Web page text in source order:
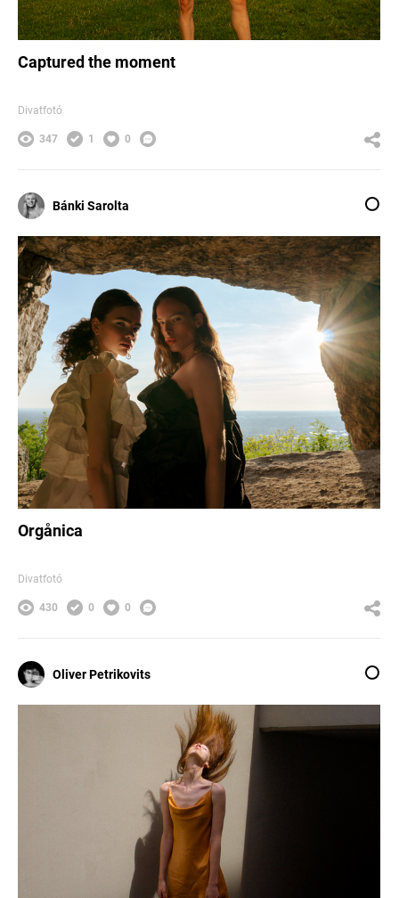
Captured the moment
Divatfotó
347 1 0
Bánki Sarolta
Orgånica
Divatfotó
430 0 0
Oliver Petrikovits